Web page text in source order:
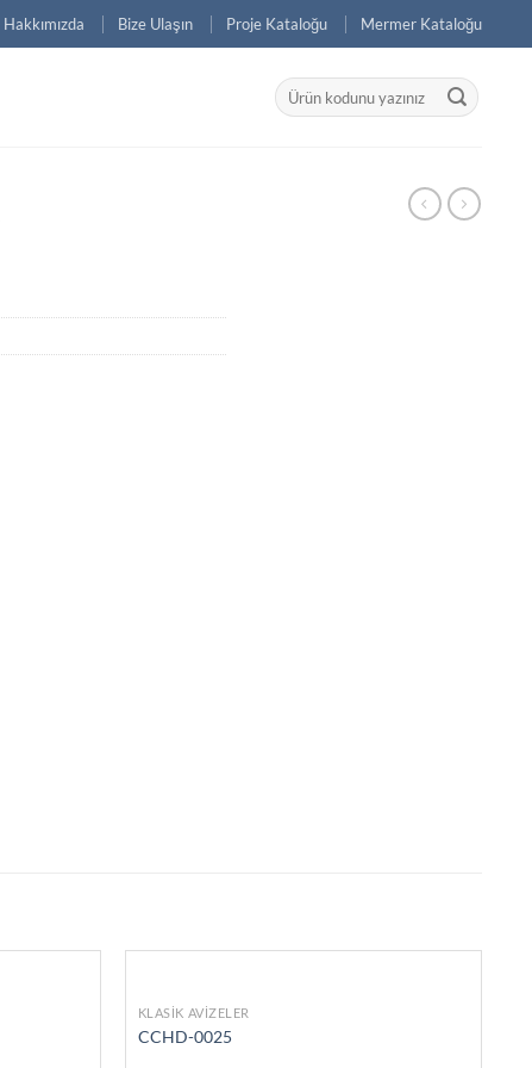
Hakkımızda Bize Ulaşın Proje Kataloğu Mermer Kataloğu
Ara:
KLASIK AVIZELER
CCHD-0025